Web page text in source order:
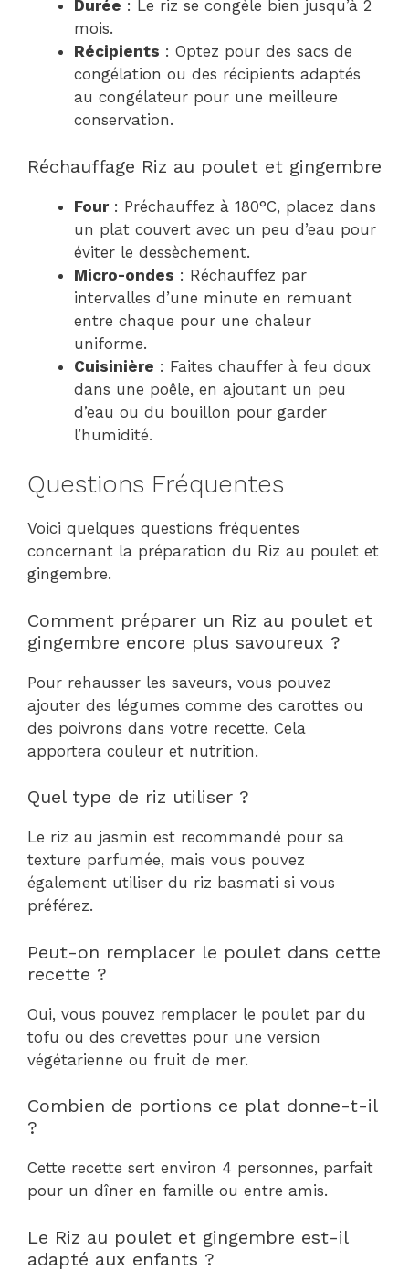
Durée : Le riz se congèle bien jusqu’à 2
mois.
Récipients : Optez pour des sacs de
congélation ou des récipients adaptés
au congélateur pour une meilleure
conservation.
Réchauffage Riz au poulet et gingembre
Four: Préchauffez à 180°C, placez dans
un plat couvert avec un peu d’eau pour
éviter le dessèchement.
Micro-ondes : Réchauffez par
intervalles d’une minute en remuant
entre chaque pour une chaleur
uniforme.
Cuisinière : Faites chauffer à feu doux
dans une poêle, en ajoutant un peu
d’eau ou du bouillon pour garder
l’humidité.
Questions Fréquentes
Voici quelques questions fréquentes
concernant la préparation du Riz au poulet et
gingembre.
Comment préparer un Riz au poulet et
gingembre encore plus savoureux ?
Pour rehausser les saveurs, vous pouvez
ajouter des légumes comme des carottes ou
des poivrons dans votre recette. Cela
apportera couleur et nutrition.
Quel type de riz utiliser ?
Le riz au jasmin est recommandé pour sa
texture parfumée, mais vous pouvez
également utiliser du riz basmati si vous
préférez.
Peut-on remplacer le poulet dans cette
recette ?
Oui, vous pouvez remplacer le poulet par du
tofu ou des crevettes pour une version
végétarienne ou fruit de mer.
Combien de portions ce plat donne-t-il
?
Cette recette sert environ 4 personnes, parfait
pour un dîner en famille ou entre amis.
Le Riz au poulet et gingembre est-il
adapté aux enfants ?